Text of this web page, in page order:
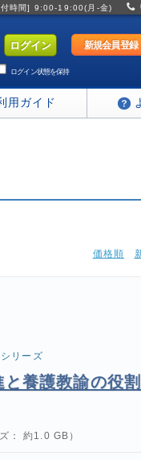
付時間] 9:00-19:00(月-金)
新規会員登録
ログイン状態を保持
用ガイド
価格順
リーズ
と養護教諭の役割
： 約1.0 GB）